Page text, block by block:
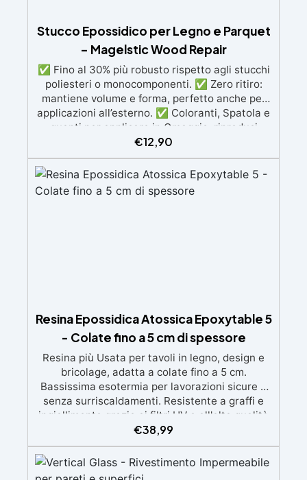
Stucco Epossidico per Legno e Parquet
– Magelstic Wood Repair
✅ Fino al 30% più robusto rispetto agli stucchi
poliesteri o monocomponenti. ✅ Zero ritiro:
mantiene volume e forma, perfetto anche per
applicazioni all’esterno. ✅ Coloranti, Spatola e
guanti per applicare in Omaggio: riproduci
qualsiasi tonalità del legno, con il kit di
applicazione omaggio. ✅ Compatibile con
vernici e finiture: non lascia aloni né difetti
visivi. ✅ Facile da carteggiare e rifinire:
risultati professionali in pochi passaggi.
€12,90
Resina Epossidica Atossica Epoxytable 5
- Colate fino a 5 cm di spessore
Resina più Usata per tavoli in legno, design e
bricolage, adatta a colate fino a 5 cm.
Bassissima esotermia per lavorazioni sicure e
senza surriscaldamenti. Resistente a graffi e
ingiallimento grazie ai filtri UV e all'alta qualità
meccanica. Bassa viscosità per eliminare bolle
d'aria e ottenere finiture lisce. Sicura, atossica,
BPA/VOC free e certificata per il contatto
prolungato con la pelle.
€38,99